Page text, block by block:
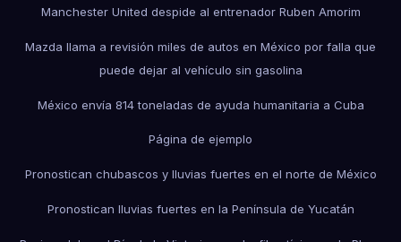
Manchester United despide al entrenador Ruben Amorim
Mazda llama a revisión miles de autos en México por falla que
puede dejar al vehículo sin gasolina
México envía 814 toneladas de ayuda humanitaria a Cuba
Página de ejemplo
Pronostican chubascos y lluvias fuertes en el norte de México
Pronostican lluvias fuertes en la Península de Yucatán